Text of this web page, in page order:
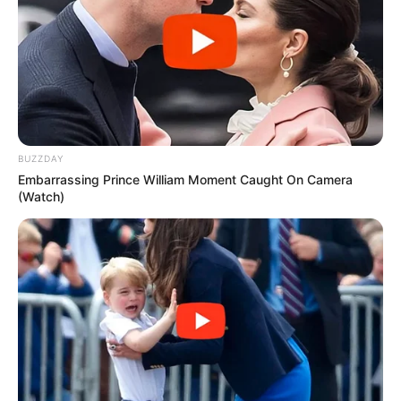
δευτερολέπτων, για οποιοδήποτε θέμα.
BUZZDAY
Embarrassing Prince William Moment Caught On Camera
(Watch)